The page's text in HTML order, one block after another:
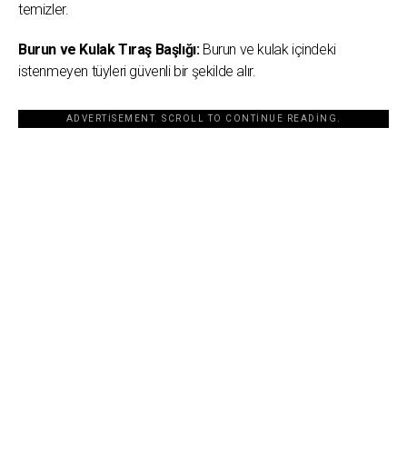
temizler.
Burun ve Kulak Tıraş Başlığı:Burun ve kulak içindeki
istenmeyen tüyleri güvenli bir şekilde alır.
ADVERTISEMENT. SCROLL TO CONTINUE READING.